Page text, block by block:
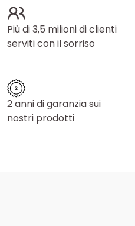
Più di 3,5 milioni di clienti
serviti con il sorriso
2 anni di garanzia sui
nostri prodotti